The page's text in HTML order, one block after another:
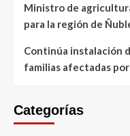
Ministro de
para la región de
Continúa instalación
familias afectadas
Categorías